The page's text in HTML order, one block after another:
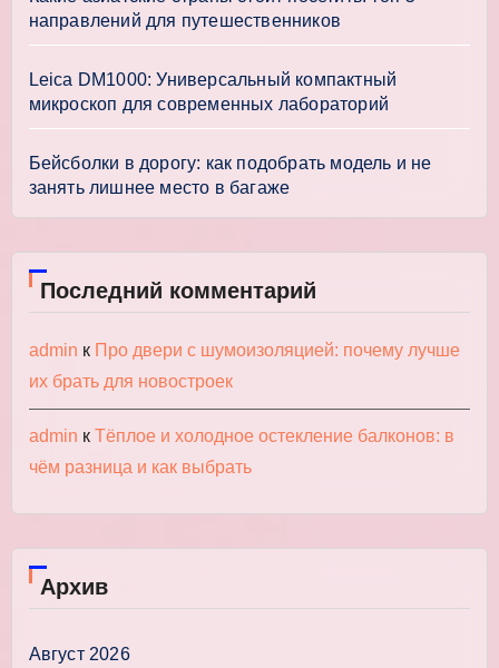
направлений для путешественников
Leica DM1000: Универсальный компактный
микроскоп для современных лабораторий
Бейсболки в дорогу: как подобрать модель и не
занять лишнее место в багаже
Последний комментарий
admin к Про двери с шумоизоляцией: почему лучше
их брать для новостроек
admin к Тёплое и холодное остекление балконов: в
чём разница и как выбрать
Архив
Август 2026